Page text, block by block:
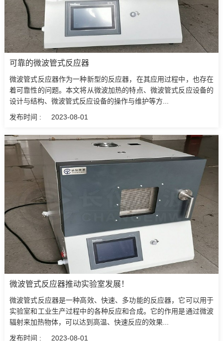
可靠的微波管式反应器
微波管式反应器作为一种新型的反应器，在其应用过程中，也存在
着可靠性的问题。本文将从微波加热的特点、微波管式反应设备的
设计与结构、微波管式反应设备的操作与维护等方...
发布时间 :
2023-08-01
微波管式反应器推动实验室发展！
微波管式反应器是一种高效、快速、多功能的反应器，它可以用于
实验室和工业生产过程中的各种反应和合成。它的作用是通过微波
辐射来加热物体，可以达到高温、快速反应的效果...
发布时间 :
2023-08-01